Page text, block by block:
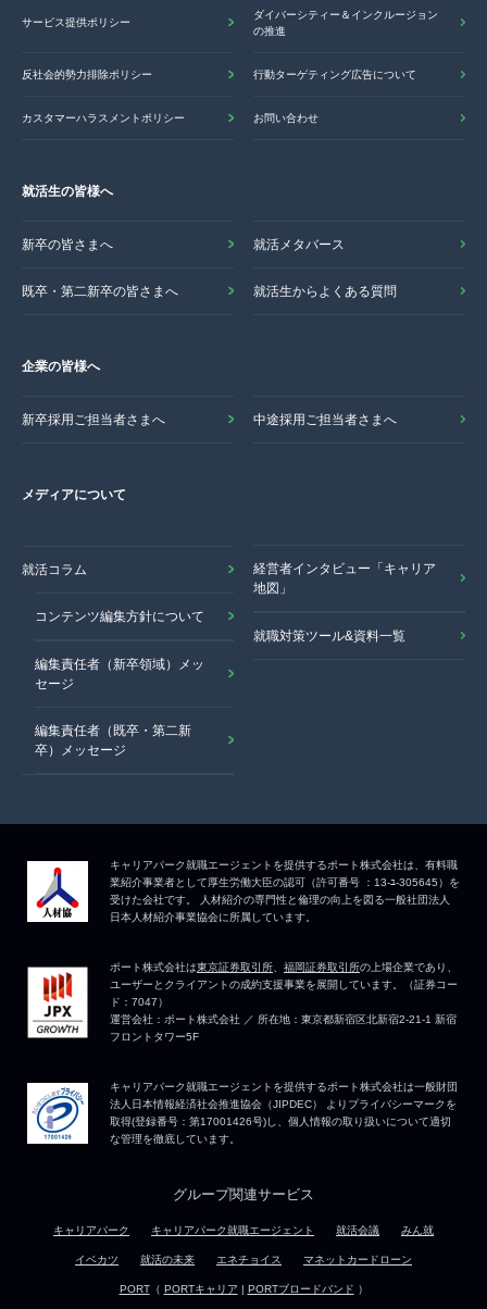
サービス提供ポリシー
ダイバーシティー＆インクルージョン
の推進
反社会的勢力排除ポリシー 行動ターゲティング広告について
カスタマーハラスメントポリシー お問い合わせ
就活生の皆様へ
新卒の皆さまへ 就活メタバース
既卒・第二新卒の皆さまへ 就活生からよくある質問
企業の皆様へ
新卒採用ご担当者さまへ 中途採用ご担当者さまへ
メディアについて
就活コラム
コンテンツ編集方針について
編集責任者（新卒領域）メッ
セージ
編集責任者（既卒・第二新
卒）メッセージ
経営者インタビュー「キャリア
地図」
就職対策ツール&資料一覧